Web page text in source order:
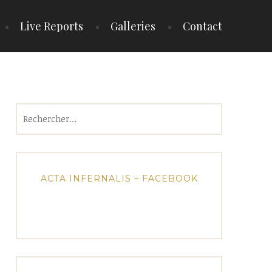
Live Reports Galleries Contact
ACTA INFERNALIS – FACEBOOK